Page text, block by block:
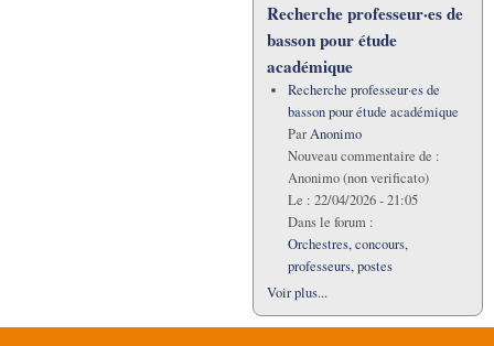
Recherche professeur·es de
basson pour étude
académique
Recherche professeur·es de
basson pour étude académique
ParAnonimo
Nouveau commentaire de :
Anonimo (non verificato)
Le : 22/04/2026 - 21:05
Dans le forum :
Orchestres, concours,
professeurs, postes
Voir plus...